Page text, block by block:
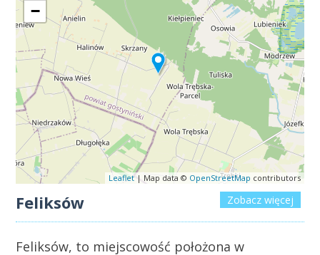
−
Leaflet| Map data © OpenStreetMap contributors
Zobacz więcej
Feliksów
Feliksów, to miejscowość położona w